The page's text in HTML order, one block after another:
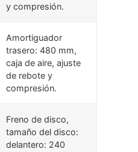
y compresión.
Amortiguador
trasero: 480 mm,
caja de aire, ajuste
de rebote y
compresión.
Freno de disco,
tamaño del disco:
delantero: 240